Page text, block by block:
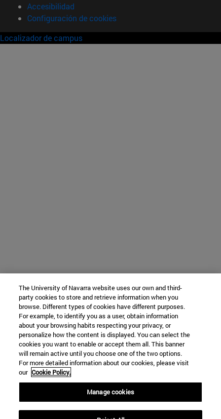
Accesibilidad
Configuración de cookies
Localizador de campus
The University of Navarra website uses our own and third-
party cookies to store and retrieve information when you
browse. Different types of cookies have different purposes.
For example, to identify you as a user, obtain information
about your browsing habits respecting your privacy, or
personalize how the content is displayed. You can select the
cookies you want to enable or accept them all. This banner
will remain active until you choose one of the two options.
For more detailed information about our cookies, please visit
our Cookie Policy.
Manage cookies